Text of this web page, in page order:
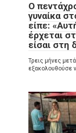
Ο
γυναίκα
είπε:
έρχεται
είσαι στη
Τρεις μήνες
εξακολουθούσε